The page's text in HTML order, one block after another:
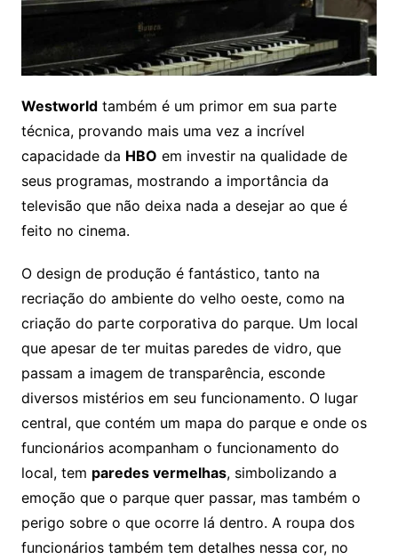
Westworldtambém é um primor em sua parte
técnica, provando mais uma vez a incrível
capacidade da HBO em investir na qualidade de
seus programas, mostrando a importância da
televisão que não deixa nada a desejar ao que é
feito no cinema.
O design de produção é fantástico, tanto na
recriação do ambiente do velho oeste, como na
criação do parte corporativa do parque. Um local
que apesar de ter muitas paredes de vidro, que
passam a imagem de transparência, esconde
diversos mistérios em seu funcionamento. O lugar
central, que contém um mapa do parque e onde os
funcionários acompanham o funcionamento do
local, tem paredes vermelhas, simbolizando a
emoção que o parque quer passar, mas também o
perigo sobre o que ocorre lá dentro. A roupa dos
funcionários também tem detalhes nessa cor, no